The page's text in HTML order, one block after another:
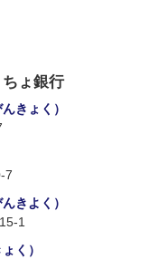
ょ銀行
きょく）
7
きよく）
1
く）